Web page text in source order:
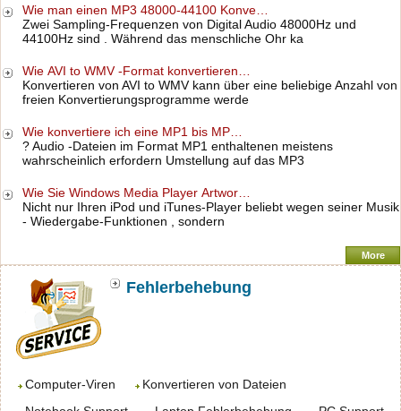
Wie man einen MP3 48000-44100 Konve…
Zwei Sampling-Frequenzen von Digital Audio 48000Hz und
44100Hz sind . Während das menschliche Ohr ka
Wie AVI to WMV -Format konvertieren…
Konvertieren von AVI to WMV kann über eine beliebige Anzahl von
freien Konvertierungsprogramme werde
Wie konvertiere ich eine MP1 bis MP…
? Audio -Dateien im Format MP1 enthaltenen meistens
wahrscheinlich erfordern Umstellung auf das MP3
Wie Sie Windows Media Player Artwor…
Nicht nur Ihren iPod und iTunes-Player beliebt wegen seiner Musik
- Wiedergabe-Funktionen , sondern
More
Fehlerbehebung
Computer-Viren
Konvertieren von Dateien